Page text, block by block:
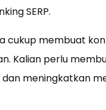
SERP.
cukup membuat
Kalian perlu
meningkatkan